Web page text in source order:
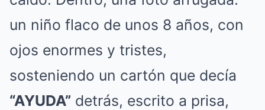
un niño flaco de unos 8 años, con
ojos enormes y tristes,
sosteniendo un cartón que decía
“AYUDA” detrás, escrito a prisa,